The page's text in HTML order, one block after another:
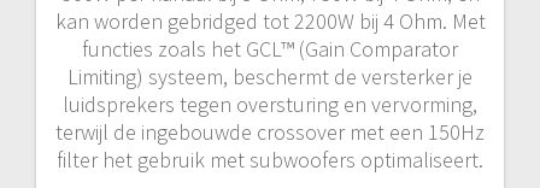
kan worden gebridged tot 2200W bij 4 Ohm. Met
functies zoals het GCL™ (Gain Comparator
Limiting) systeem, beschermt de versterker je
luidsprekers tegen oversturing en vervorming,
terwijl de ingebouwde crossover met een 150Hz
filter het gebruik met subwoofers optimaliseert.